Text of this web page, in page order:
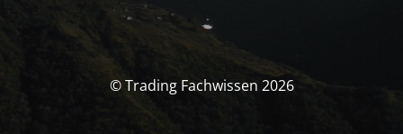
© Trading Fachwissen 2026